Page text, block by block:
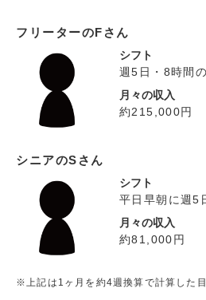
フリーターのFさん
シフト
週5日・8時間
月々の収入
約215,000円
シニアのSさん
シフト
平日早朝に週5
月々の収入
約81,000円
※上記は1ヶ月を約4週換算で計算した